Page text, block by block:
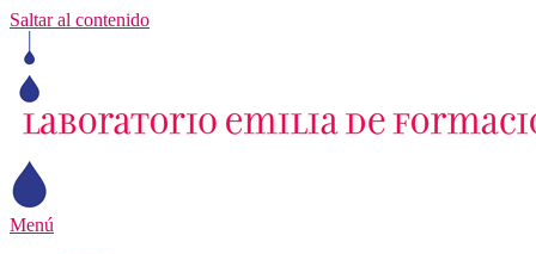
Saltar al contenido
Menú